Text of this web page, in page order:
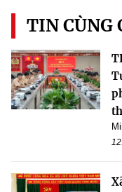
TIN CÙNG